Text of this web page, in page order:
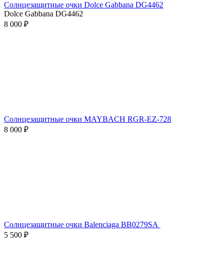
Солнцезащитные очки Dolce Gabbana DG4462
Dolce Gabbana DG4462
8 000 ₽
Солнцезащитные очки MAYBACH RGR-EZ-728
8 000 ₽
Солнцезащитные очки Balenciaga BB0279SA
5 500 ₽